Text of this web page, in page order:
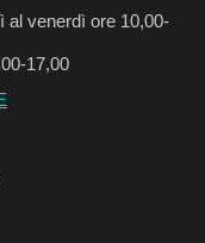
al venerdì ore 10,00-
17,00